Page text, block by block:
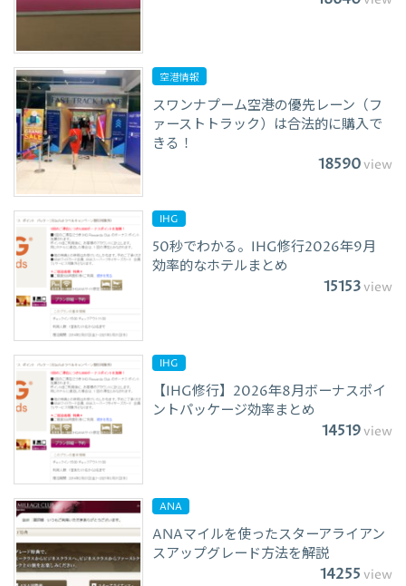
空港情報
スワンナプーム空港の優先レーン（フ
ァーストトラック）は合法的に購入で
きる！
18590view
IHG
50秒でわかる。IHG修行2026年9月
効率的なホテルまとめ
15153view
IHG
【IHG修行】2026年8月ボーナスポイ
ントパッケージ効率まとめ
14519view
ANA
ANAマイルを使ったスターアライアン
スアップグレード方法を解説
14255 view